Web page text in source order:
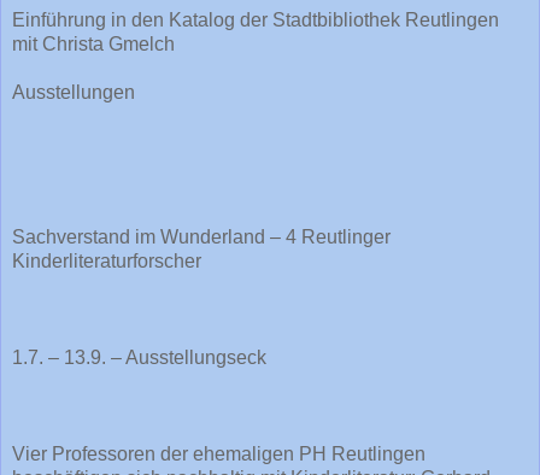
Einführung in den Katalog der Stadtbibliothek Reutlingen
mit Christa Gmelch
Ausstellungen
Sachverstand im Wunderland – 4 Reutlinger
Kinderliteraturforscher
1.7. – 13.9. – Ausstellungseck
Vier Professoren der ehemaligen PH Reutlingen